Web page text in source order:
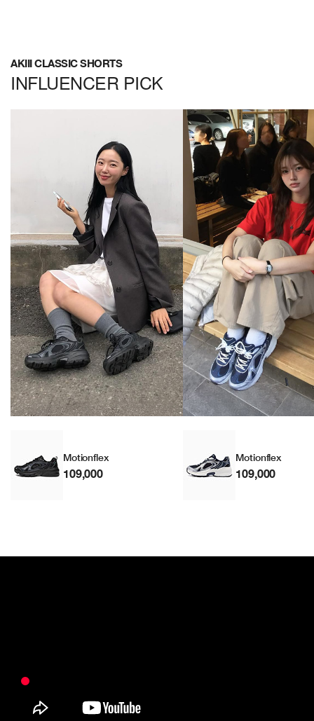
AKIII CLASSIC SHORTS
INFLUENCER PICK
Motionflex
109,000
Motionflex
109,000